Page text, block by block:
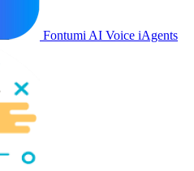
Fontumi AI Voice iAgents